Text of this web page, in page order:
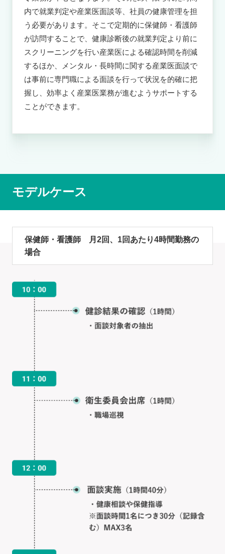
内で就業判定や産業医面談等、社員の健康管理を担
う必要があります。そこで定期的に保健師・看護師
が訪問することで、健康診断後の就業判定より前に
スクリーニングを行い産業医による確認時間を削減
するほか、メンタル・長時間に関する産業医面談で
は事前に専門職による面談を行って状況を的確に把
握し、効率よく産業医業務が進むようサポートする
ことができます。
モデルケース
保健師・看護師 月2回、1回あたり4時間勤務の
場合